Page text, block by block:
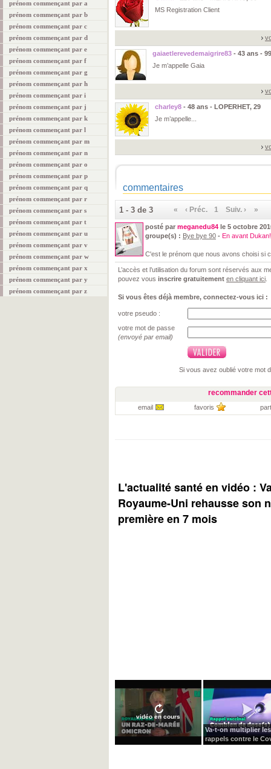
prénom commençant par a
prénom commençant par b
prénom commençant par c
prénom commençant par d
prénom commençant par e
prénom commençant par f
prénom commençant par g
prénom commençant par h
prénom commençant par i
prénom commençant par j
prénom commençant par k
prénom commençant par l
prénom commençant par m
prénom commençant par n
prénom commençant par o
prénom commençant par p
prénom commençant par q
prénom commençant par r
prénom commençant par s
prénom commençant par t
prénom commençant par u
prénom commençant par v
prénom commençant par w
prénom commençant par x
prénom commençant par y
prénom commençant par z
MS Registration Client
gaiaetlerevedemaigrire83 - 43 ans - 99
Je m’appelle Gaia
charley8 - 48 ans - LOPERHET, 29
Je m’appelle...
commentaires
1 - 3 de 3 « ‹ Préc. 1 Suiv. › »
posté par meganedu84 le 5 octobre
groupe(s) : Bye bye 90 - En avant Dukan!
C'est le prénom que nous avons choisi si
L’accès et l’utilisation du forum sont réservés aux
pouvez vous inscrire gratuitement en cliquant ici
Si vous êtes déjà membre, connectez-vous ici :
votre pseudo :
votre mot de passe
(envoyé par email)
Si vous avez oublié votre mot
recommander
email favoris
L'actualité santé en vidéo :
Royaume-Uni rehausse son
première en 7 mois
vidéo en cours
Va-t-on multiplier les
rappels contre le